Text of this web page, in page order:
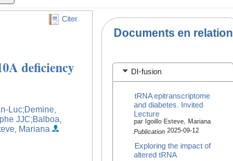
Citer
deficiency
Luc;Demine,
JJC;Balboa,
Mariana
Documents en relation
DI-fusion
tRNA epitranscriptome
and diabetes. Invited
Lecture
par Igoillo Esteve, Mariana
Publication2025-09-12
Exploring the impact of
altered tRNA